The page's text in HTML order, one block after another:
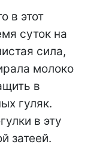
в этот
суток на
сила,
молоко
в
гуляк.
в эту
затеей.